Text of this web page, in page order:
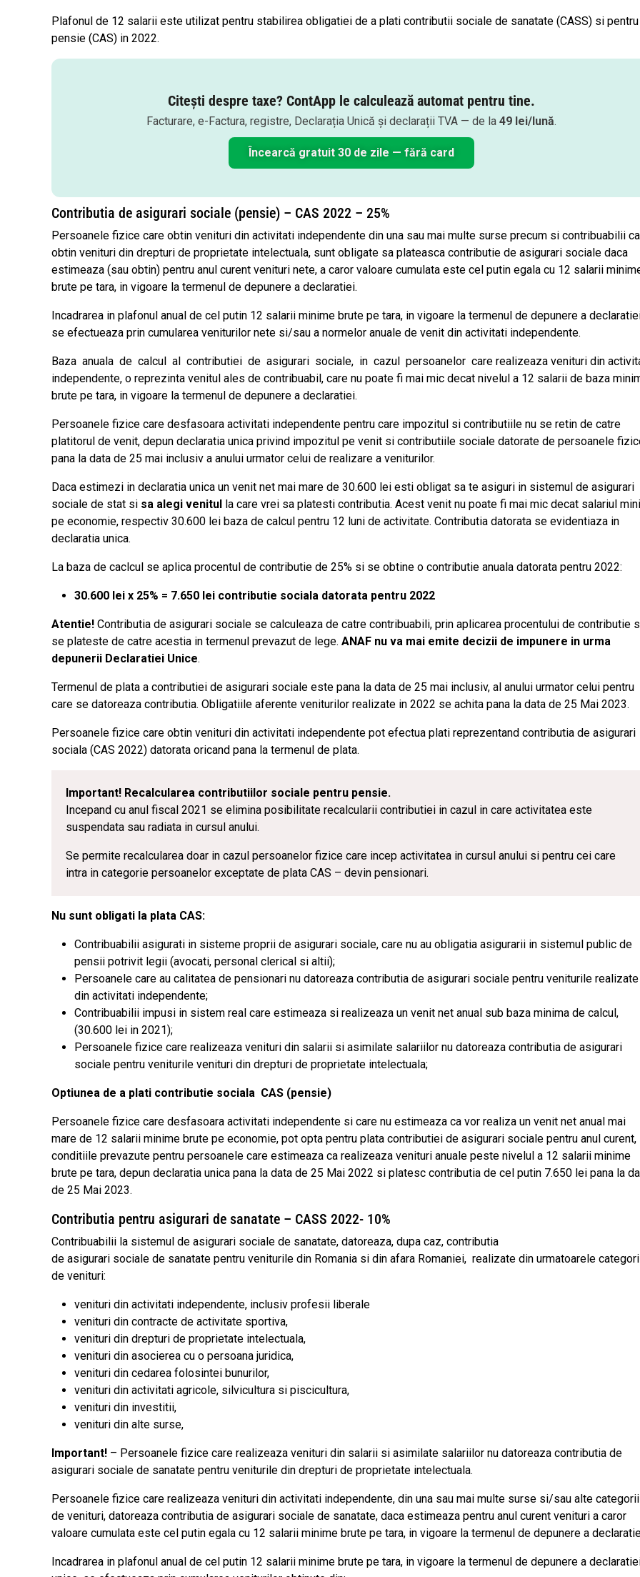
Plafonul de 12 salarii este utilizat pentru stabilirea obligatiei de a plati contributii sociale de sanatate (CASS) si pentru
pensie (CAS) in 2022.
Citești despre taxe? ContApp le calculează automat pentru tine.
Facturare, e-Factura, registre, Declarația Unică și declarații TVA — de la 49 lei/lună.
Încearcă gratuit 30 de zile — fără card
Contributia de asigurari sociale (pensie) – CAS 2022 – 25%
Persoanele fizice care obtin venituri din activitati independente din una sau mai multe surse precum si contribuabilii
obtin venituri din drepturi de proprietate intelectuala, sunt obligate sa plateasca contributie de asigurari sociale daca
estimeaza (sau obtin) pentru anul curent venituri nete, a caror valoare cumulata este cel putin egala cu 12 salarii
brute pe tara, in vigoare la termenul de depunere a declaratiei.
Incadrarea in plafonul anual de cel putin 12 salarii minime brute pe tara, in vigoare la termenul de depunere a
se efectueaza prin cumularea veniturilor nete si/sau a normelor anuale de venit din activitati independente.
Baza anuala de calcul al contributiei de asigurari sociale, in cazul persoanelor care realizeaza venituri din
independente, o reprezinta venitul ales de contribuabil, care nu poate fi mai mic decat nivelul a 12 salarii de baza
brute pe tara, in vigoare la termenul de depunere a declaratiei.
Persoanele fizice care desfasoara activitati independente pentru care impozitul si contributiile nu se retin de catre
platitorul de venit, depun declaratia unica privind impozitul pe venit si contributiile sociale datorate de persoanele
pana la data de 25 mai inclusiv a anului urmator celui de realizare a veniturilor.
Daca estimezi in declaratia unica un venit net mai mare de 30.600 lei esti obligat sa te asiguri in sistemul de asigurari
sociale de stat si sa alegi venitul la care vrei sa platesti contributia. Acest venit nu poate fi mai mic decat salariul
pe economie, respectiv 30.600 lei baza de calcul pentru 12 luni de activitate. Contributia datorata se evidentiaza in
declaratia unica.
La baza de caclcul se aplica procentul de contributie de 25% si se obtine o contributie anuala datorata pentru 2022:
30.600 lei x 25% = 7.650 lei contributie sociala datorata pentru 2022
Atentie! Contributia de asigurari sociale se calculeaza de catre contribuabili, prin aplicarea procentului de contributie
se plateste de catre acestia in termenul prevazut de lege. ANAF nu va mai emite decizii de impunere in urma
depunerii Declaratiei Unice.
Termenul de plata a contributiei de asigurari sociale este pana la data de 25 mai inclusiv, al anului urmator celui pentru
care se datoreaza contributia. Obligatiile aferente veniturilor realizate in 2022 se achita pana la data de 25 Mai 2023.
Persoanele fizice care obtin venituri din activitati independente pot efectua plati reprezentand contributia de asigurari
sociala (CAS 2022) datorata oricand pana la termenul de plata.
Important! Recalcularea contributiilor sociale pentru pensie.
Incepand cu anul fiscal 2021 se elimina posibilitate recalcularii contributiei in cazul in care activitatea este
suspendata sau radiata in cursul anului.
Se permite recalcularea doar in cazul persoanelor fizice care incep activitatea in cursul anului si pentru cei care
intra in categorie persoanelor exceptate de plata CAS – devin pensionari.
Nu sunt obligati la plata CAS:
Contribuabilii asigurati in sisteme proprii de asigurari sociale, care nu au obligatia asigurarii in sistemul public de
pensii potrivit legii (avocati, personal clerical si altii);
Persoanele care au calitatea de pensionari nu datoreaza contributia de asigurari sociale pentru veniturile realizate
din activitati independente;
Contribuabilii impusi in sistem real care estimeaza si realizeaza un venit net anual sub baza minima de calcul,
(30.600 lei in 2021);
Persoanele fizice care realizeaza venituri din salarii si asimilate salariilor nu datoreaza contributia de asigurari
sociale pentru veniturile venituri din drepturi de proprietate intelectuala;
Optiunea de a plati contributie sociala CAS (pensie)
Persoanele fizice care desfasoara activitati independente si care nu estimeaza ca vor realiza un venit net anual mai
mare de 12 salarii minime brute pe economie, pot opta pentru plata contributiei de asigurari sociale pentru anul curent,
conditiile prevazute pentru persoanele care estimeaza ca realizeaza venituri anuale peste nivelul a 12 salarii minime
brute pe tara, depun declaratia unica pana la data de 25 Mai 2022 si platesc contributia de cel putin 7.650 lei pana la
de 25 Mai 2023.
Contributia pentru asigurari de sanatate – CASS 2022- 10%
Contribuabilii la sistemul de asigurari sociale de sanatate, datoreaza, dupa caz, contributia
de asigurari sociale de sanatate pentru veniturile din Romania si din afara Romaniei, realizate din urmatoarele
de venituri:
venituri din activitati independente, inclusiv profesii liberale
venituri din contracte de activitate sportiva,
venituri din drepturi de proprietate intelectuala,
venituri din asocierea cu o persoana juridica,
venituri din cedarea folosintei bunurilor,
venituri din activitati agricole, silvicultura si piscicultura,
venituri din investitii,
venituri din alte surse,
Important! – Persoanele fizice care realizeaza venituri din salarii si asimilate salariilor nu datoreaza contributia de
asigurari sociale de sanatate pentru veniturile din drepturi de proprietate intelectuala.
Persoanele fizice care realizeaza venituri din activitati independente, din una sau mai multe surse si/sau alte categorii
de venituri, datoreaza contributia de asigurari sociale de sanatate, daca estimeaza pentru anul curent venituri a caror
valoare cumulata este cel putin egala cu 12 salarii minime brute pe tara, in vigoare la termenul de depunere a
Incadrarea in plafonul anual de cel putin 12 salarii minime brute pe tara, in vigoare la termenul de depunere a